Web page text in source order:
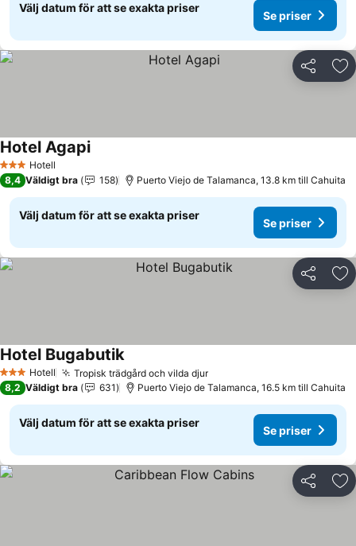
Välj datum för att se exakta priser
Se priser
Dela
3 StjärnorHotell
Hotel AgapiSe priser
8,4 Väldigt bra 158 Puerto Viejo de Talamanca, 13.8 km till Cahuita
Välj datum för att se exakta priser
Se priser
Dela
3 StjärnorHotell Tropisk trädgård och vilda djurSe priser
Hotel BugabutikSe priser
8,2 Väldigt bra 631 Puerto Viejo de Talamanca, 16.5 km till Cahuita
Välj datum för att se exakta priser
Se priser
Dela